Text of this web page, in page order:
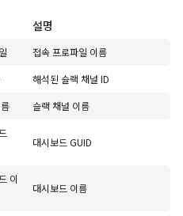
설명
접속 프로파일 이름
해석된 슬랙 채널 ID
슬랙 채널 이름
대시보드 GUID
이
대시보드 이름